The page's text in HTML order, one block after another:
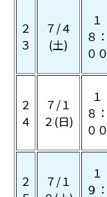
２
３
７/４
(土)
１
８：
００
２
４
７/１
２(日)
１
８：
００
２
７/１
１
９：